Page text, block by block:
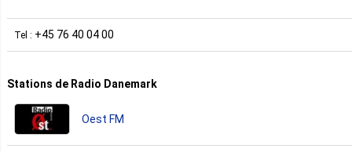
Tel : +45 76 40 04 00
Stations de Radio Danemark
Oest FM